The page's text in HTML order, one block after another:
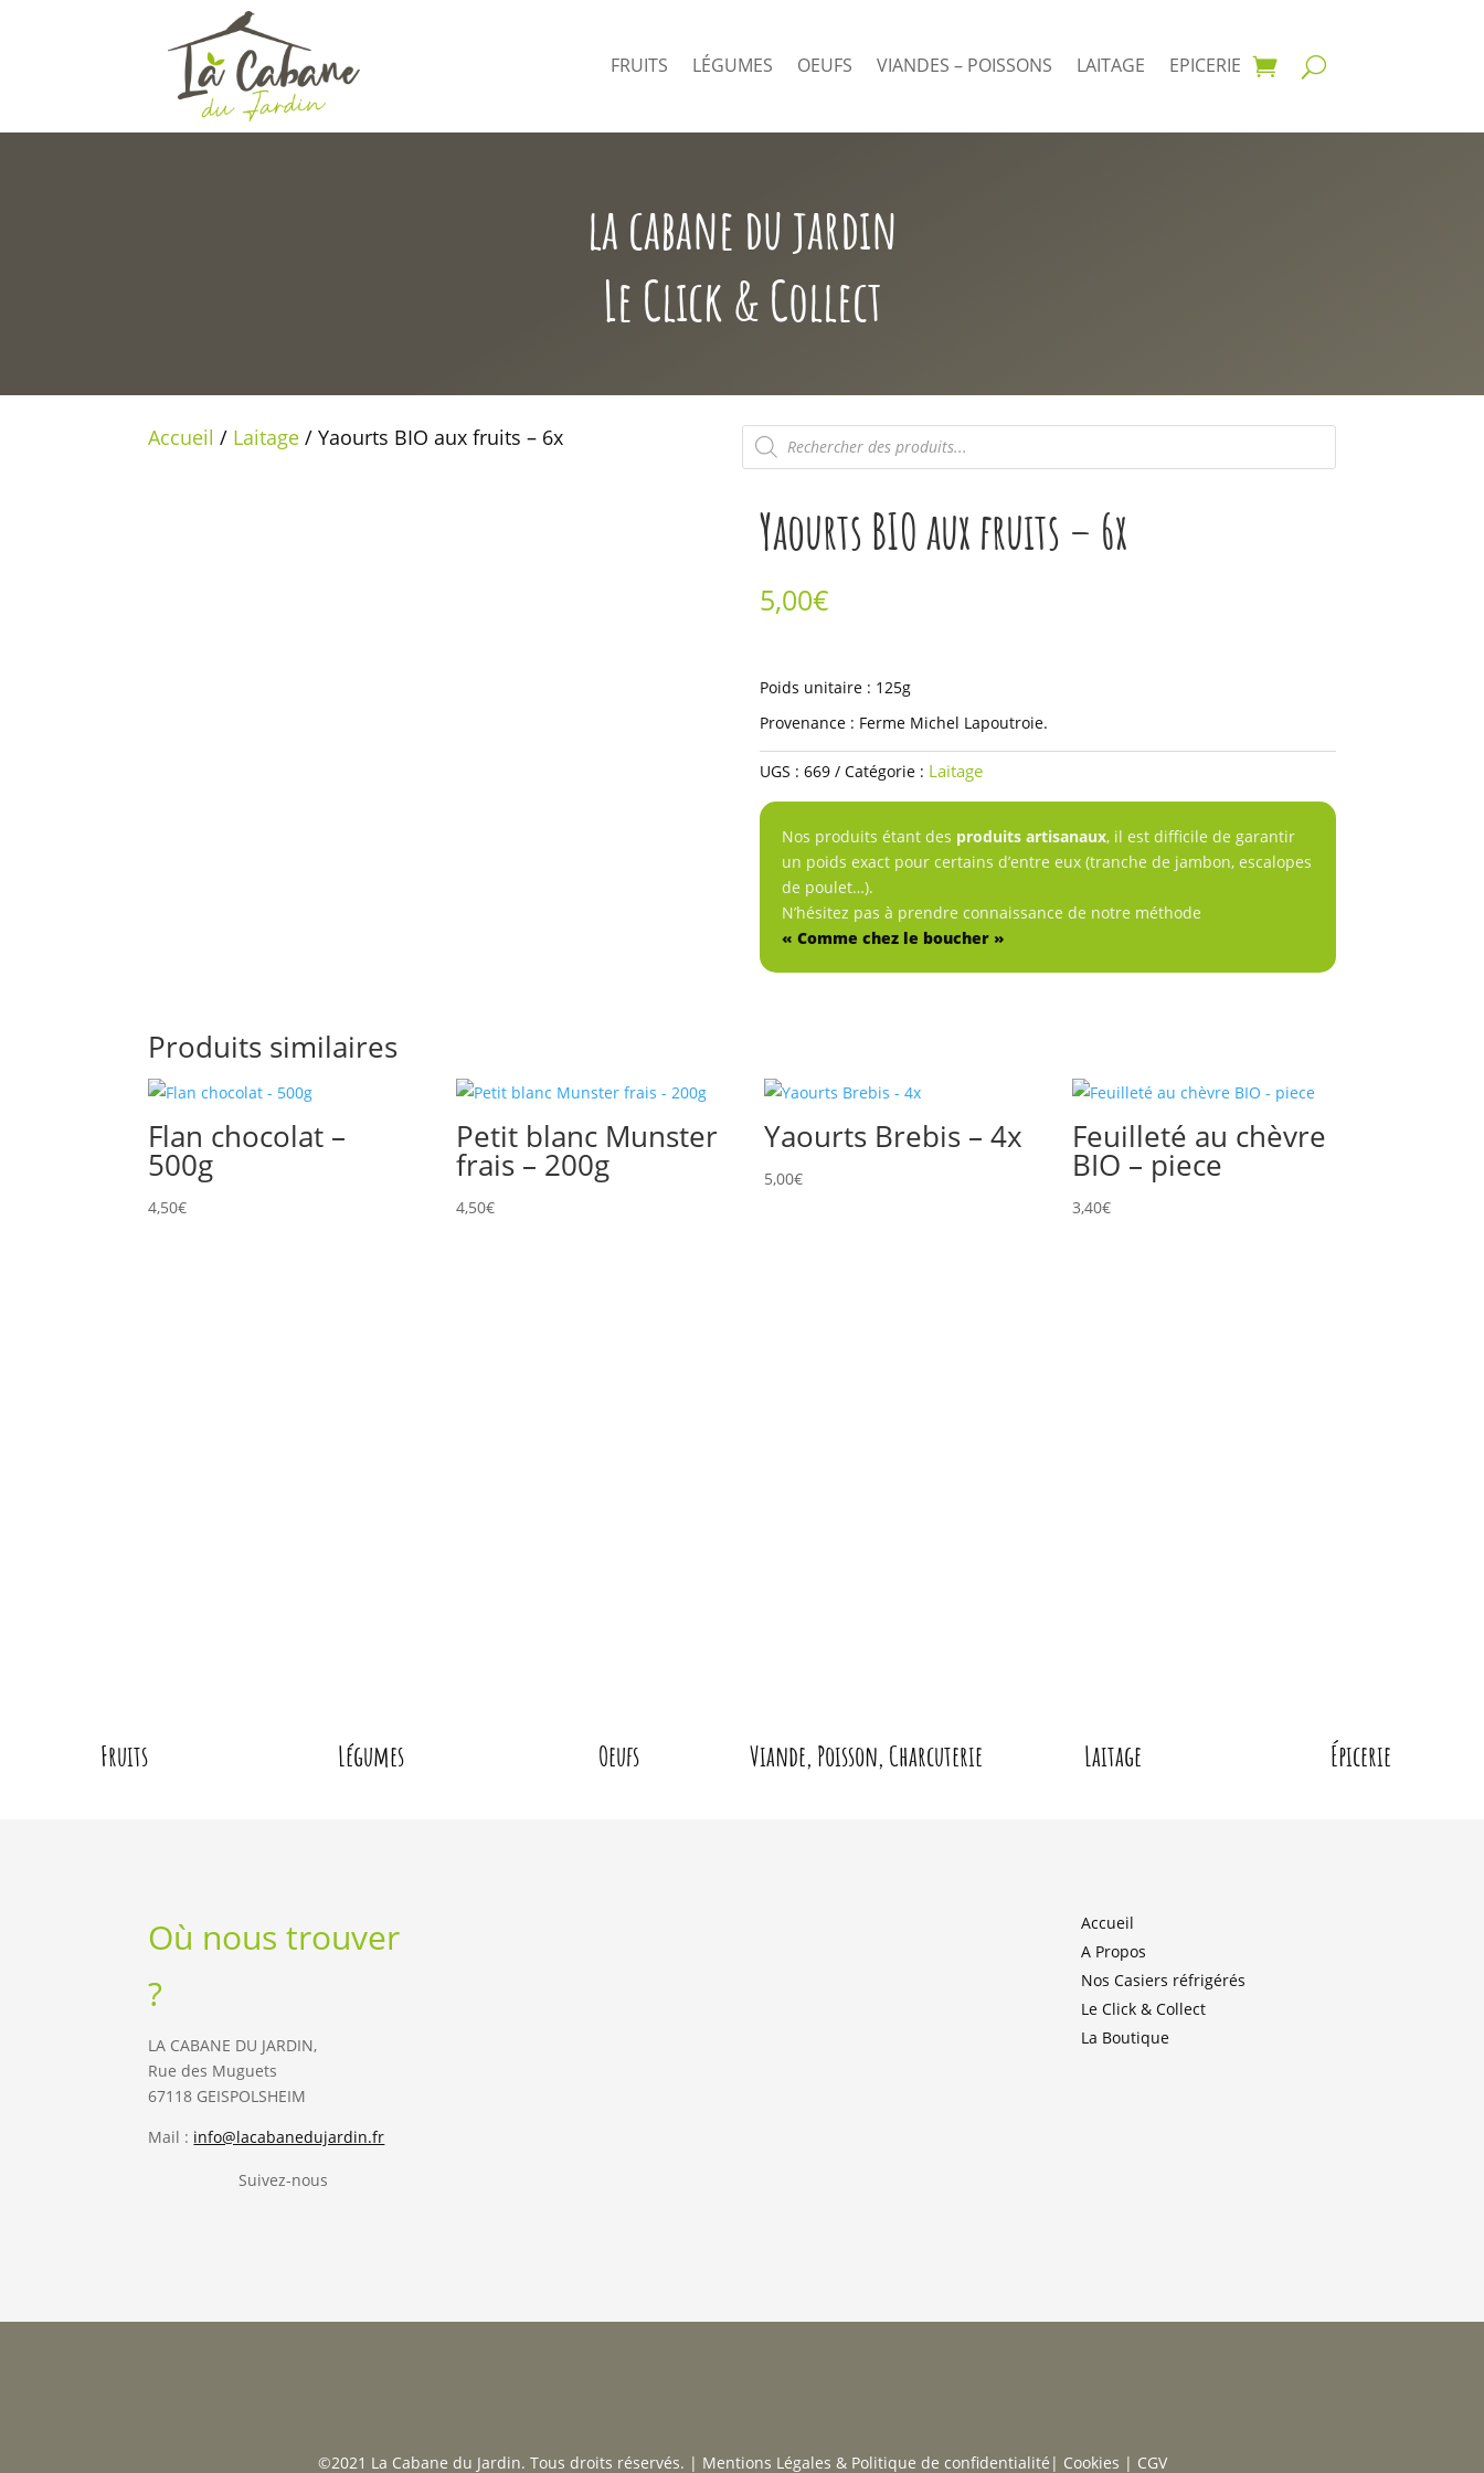
FRUITS LÉGUMES OEUFS VIANDES – POISSONS LAITAGE EPICERIE
la cabane du jardin
Le Click & Collect
Accueil / Laitage / Yaourts BIO aux fruits – 6x Recherche
de
produits
Yaourts BIO aux fruits – 6x
5,00€
de
aux
-
Poids unitaire : 125g
Provenance : Ferme Michel Lapoutroie.
UGS :669 Catégorie : Laitage
Nos produits étant des produits artisanaux, il est difficile de garantir
un poids exact pour certains d’entre eux (tranche de jambon, escalopes
de poulet…).
N’hésitez pas à prendre connaissance de notre méthode
« Comme chez le boucher »
Produits similaires
Flan chocolat –
500g
4,50€
Petit blanc Munster
frais – 200g
4,50€
Yaourts Brebis – 4x
5,00€
Feuilleté au chèvre
BIO – piece
3,40€
Fruits Légumes Oeufs Viande, Poisson, Charcuterie Laitage Épicerie
Où nous trouver
?
LA CABANE DU JARDIN,
Rue des Muguets
67118 GEISPOLSHEIM
Mail : info@lacabanedujardin.fr
Suivez-nous
Accueil
A Propos
Nos Casiers réfrigérés
Le Click & Collect
La Boutique
©2021 La Cabane du Jardin. Tous droits réservés. | Mentions Légales & Politique de confidentialité | Cookies | CGV